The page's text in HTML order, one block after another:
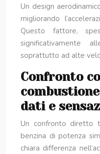
Un design
migliorando
Questo fattore,
significativamente
soprattutto ad alte
Confronto
dati e
Un confronto diretto
benzina di potenza
chiara differenza